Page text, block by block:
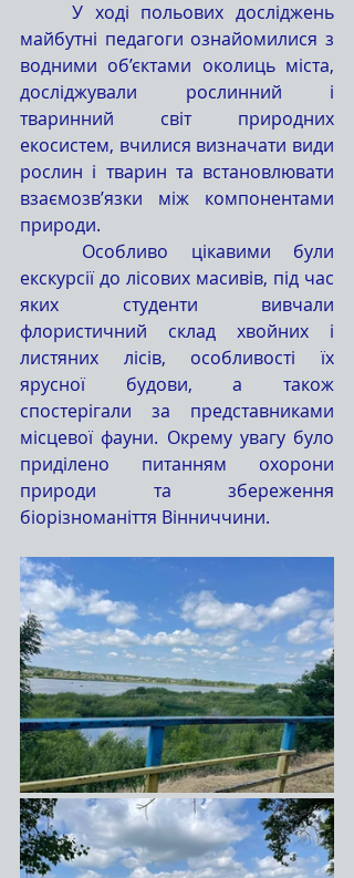
майбутні педагоги ознайомилися з
водними об’єктами околиць міста,
досліджували рослинний і
тваринний світ природних
екосистем, вчилися визначати види
рослин і тварин та встановлювати
взаємозв’язки між компонентами
природи.
екскурсії до лісових масивів, під час
яких студенти вивчали
флористичний склад хвойних і
листяних лісів, особливості їх
ярусної будови, а також
спостерігали за представниками
місцевої фауни. Окрему увагу було
приділено питанням охорони
природи та збереження
біорізноманіття Вінниччини.